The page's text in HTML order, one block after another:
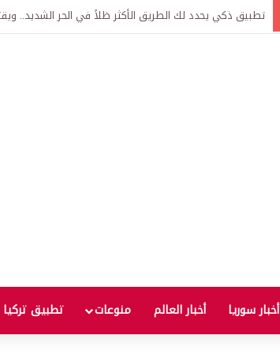
تركيا وسوريا توقعان اتفاقية لإنشاء “الجامعة السورية
أخبار سوريا أخبار العالم منوعات تطبيق